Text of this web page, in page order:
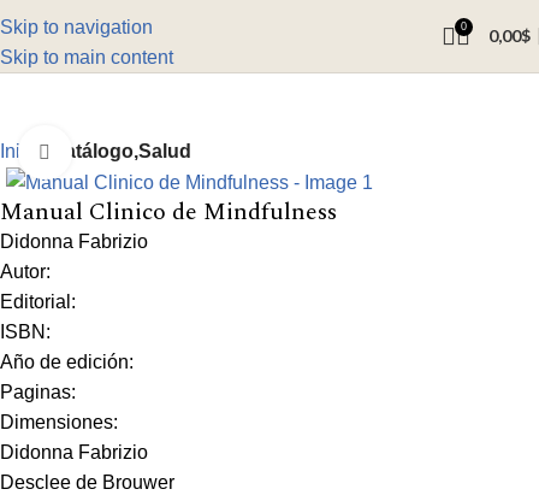
Skip to navigation
Skip to main content
0 0,00$
Inicio Catálogo,Salud
Click to enlarge
Manual Clinico de Mindfulness
Didonna Fabrizio
Autor:
Editorial:
ISBN:
Año de edición:
Paginas:
Dimensiones:
Didonna Fabrizio
Desclee de Brouwer